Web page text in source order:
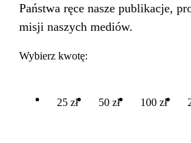
Państwa ręce nasze publikacje,
misji naszych mediów.
Wybierz kwotę:
25 zł 50 zł 100 zł